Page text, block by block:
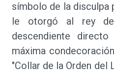
símbolo de la disculpa
le otorgó al rey de
descendiente
máxima
"Collar de la Orden del